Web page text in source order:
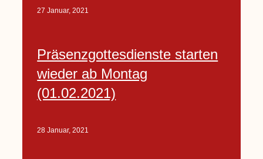
27 Januar, 2021
Präsenzgottesdienste starten
wieder ab Montag
(01.02.2021)
28 Januar, 2021